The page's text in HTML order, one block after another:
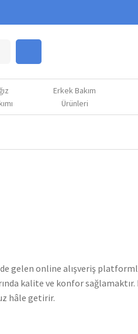
Erkek Bakım
Ürünleri
gelen online alışveriş
kalite ve konfor
hâle getirir.